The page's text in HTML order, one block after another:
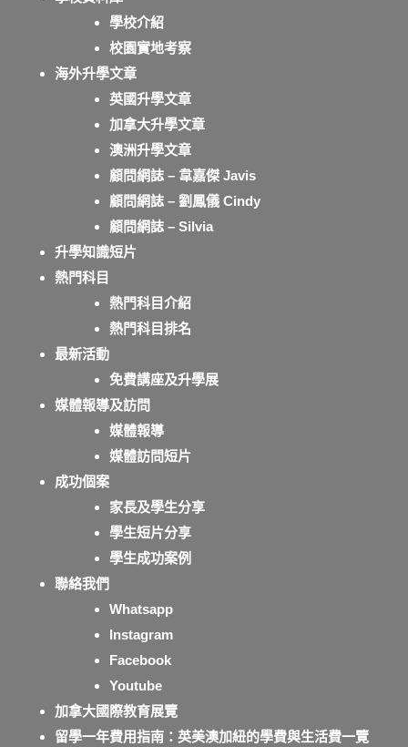
學校介紹
校園實地考察
海外升學文章
英國升學文章
加拿大升學文章
澳洲升學文章
顧問網誌 – 韋嘉傑 Javis
顧問網誌 – 劉鳳儀 Cindy
顧問網誌 – Silvia
升學知識短片
熱門科目
熱門科目介紹
熱門科目排名
最新活動
免費講座及升學展
媒體報導及訪問
媒體報導
媒體訪問短片
成功個案
家長及學生分享
學生短片分享
學生成功案例
聯絡我們
Whatsapp
Instagram
Facebook
Youtube
加拿大國際教育展覽
留學一年費用指南：英美澳加紐的學費與生活費一覽